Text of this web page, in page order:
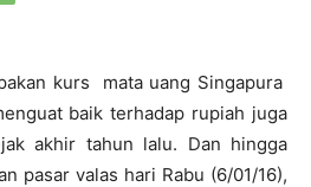
kurs mata uang Singapura
baik terhadap rupiah juga
akhir tahun lalu. Dan hingga
pasar valas hari Rabu (6/01/16),